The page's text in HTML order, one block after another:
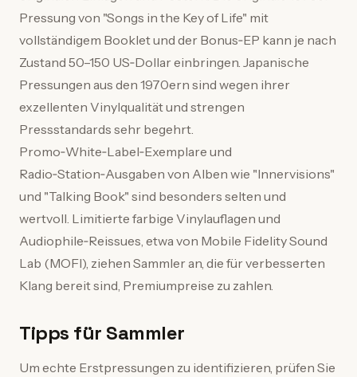
Pressung von "Songs in the Key of Life" mit
vollständigem Booklet und der Bonus‑EP kann je nach
Zustand 50–150 US‑Dollar einbringen. Japanische
Pressungen aus den 1970ern sind wegen ihrer
exzellenten Vinylqualität und strengen
Pressstandards sehr begehrt.
Promo‑White‑Label‑Exemplare und
Radio‑Station‑Ausgaben von Alben wie "Innervisions"
und "Talking Book" sind besonders selten und
wertvoll. Limitierte farbige Vinylauflagen und
Audiophile‑Reissues, etwa von Mobile Fidelity Sound
Lab (MOFI), ziehen Sammler an, die für verbesserten
Klang bereit sind, Premiumpreise zu zahlen.
Tipps für Sammler
Um echte Erstpressungen zu identifizieren, prüfen Sie